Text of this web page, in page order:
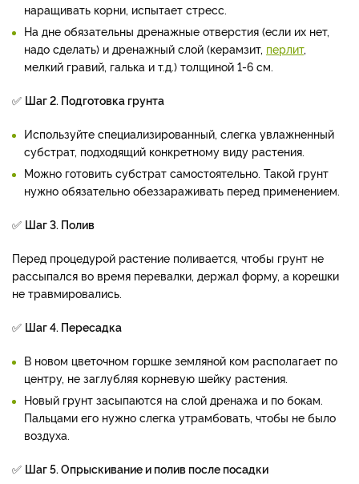
наращивать корни, испытает стресс.
На дне обязательны дренажные отверстия (если их нет,
надо сделать) и дренажный слой (керамзит, перлит,
мелкий гравий, галька и т.д.) толщиной 1-6 см.
✅ Шаг 2. Подготовка грунта
Используйте специализированный, слегка увлажненный
субстрат, подходящий конкретному виду растения.
Можно готовить субстрат самостоятельно. Такой грунт
нужно обязательно обеззараживать перед применением.
✅ Шаг 3. Полив
Перед процедурой растение поливается, чтобы грунт не
рассыпался во время перевалки, держал форму, а корешки
не травмировались.
✅ Шаг 4. Пересадка
В новом цветочном горшке земляной ком располагает по
центру, не заглубляя корневую шейку растения.
Новый грунт засыпаются на слой дренажа и по бокам.
Пальцами его нужно слегка утрамбовать, чтобы не было
воздуха.
✅ Шаг 5. Опрыскивание и полив после посадки